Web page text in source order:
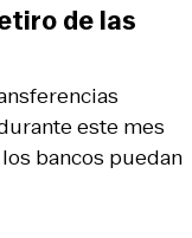
este mes
bancos puedan
de las